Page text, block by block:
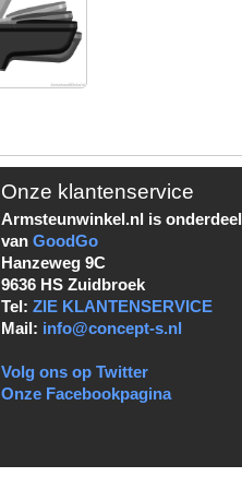
Onze klantenservice
Armsteunwinkel.nl is onderdeel
vanGoodGo
Hanzeweg 9C
9636 HS Zuidbroek
Tel:ZIE KLANTENSERVICE
Mail: info@concept-s.nl
Volg ons op Twitter
Onze Facebookpagina